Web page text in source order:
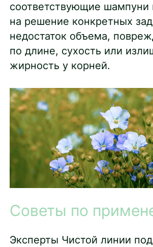
соответствующие шампуни
на решение конкретных
недостаток объема,
по длине, сухость или
жирность у корней.
Советы по
Эксперты Чистой линии